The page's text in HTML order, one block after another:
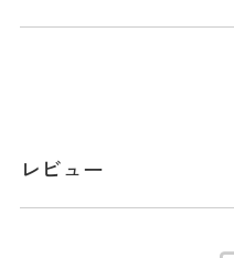
刺繍が目を惹くデザイン。
メーカー品番：7AM917
レビュー